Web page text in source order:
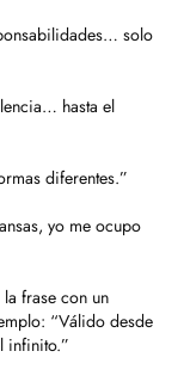
solo
hasta el
diferentes.”
yo me ocupo
frase con un
“Válido desde
infinito.”